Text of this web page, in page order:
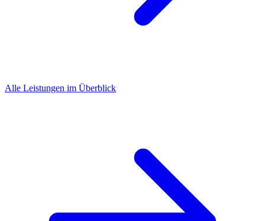
Alle Leistungen im Überblick